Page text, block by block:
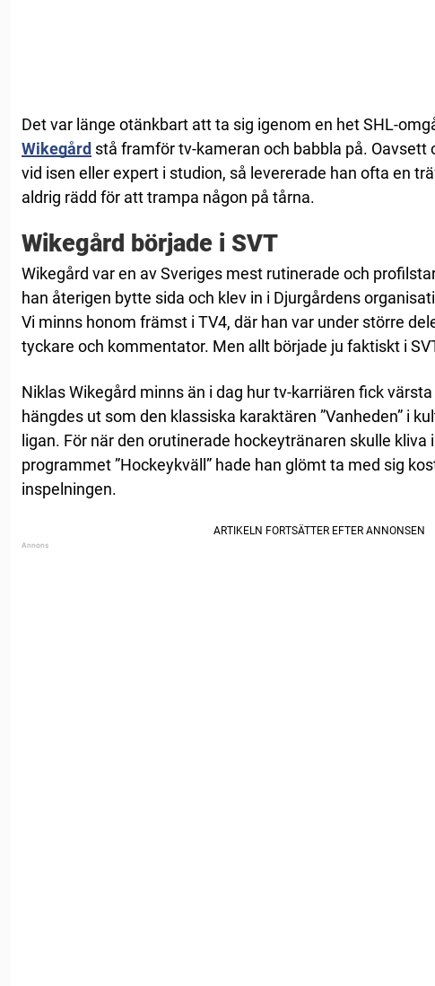
Det var länge otänkbart att ta sig igenom en het SHL-
Wikegård stå framför tv-kameran och babbla på. Oavsett
vid isen eller expert i studion, så levererade han ofta en
aldrig rädd för att trampa någon på tårna.
Wikegård började i SVT
Wikegård var en av Sveriges mest rutinerade och
han återigen bytte sida och klev in i Djurgårdens
Vi minns honom främst i TV4, där han var under större
tyckare och kommentator. Men allt började ju faktiskt i
Niklas Wikegård minns än i dag hur tv-karriären fick
hängdes ut som den klassiska karaktären ”Vanheden” i
ligan. För när den orutinerade hockeytränaren skulle kliva
programmet ”Hockeykväll” hade han glömt ta med sig
inspelningen.